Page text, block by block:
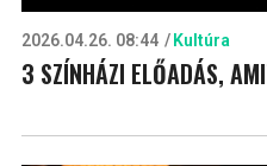
2026.04.26. 08:44 Kultúra
3 SZÍNHÁZI ELŐADÁS,